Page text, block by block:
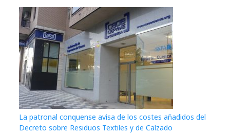
La patronal conquense avisa de los costes añadidos del
Decreto sobre Residuos Textiles y de Calzado